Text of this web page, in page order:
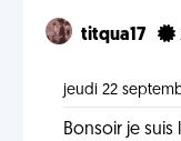
titqua17
jeudi 22
Bonsoir je